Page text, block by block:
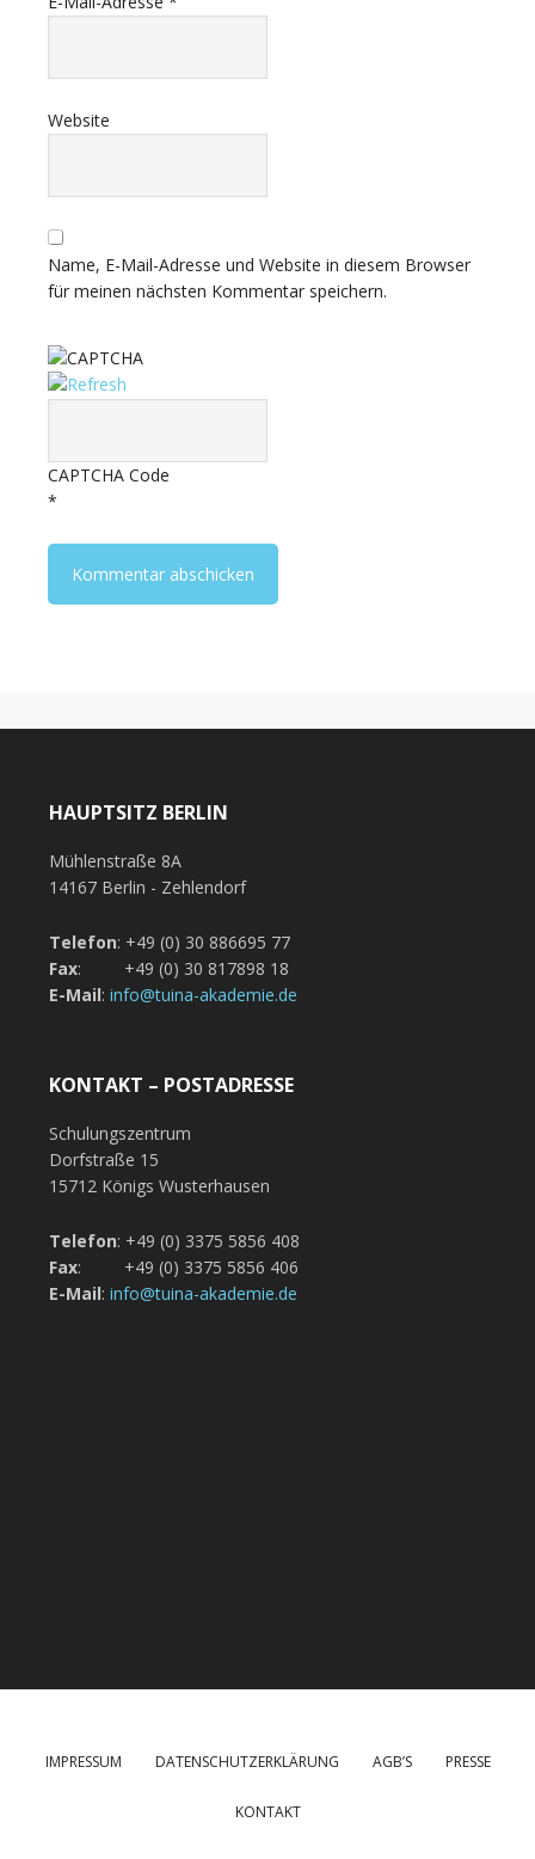
Website
Name, E-Mail-Adresse und Website in diesem Browser
für meinen nächsten Kommentar speichern.
CAPTCHA Code
*
HAUPTSITZ BERLIN
Mühlenstraße 8A
14167 Berlin - Zehlendorf
Telefon: +49 (0) 30 886695 77
Fax: +49 (0) 30 817898 18
E-Mail: info@tuina-akademie.de
KONTAKT – POSTADRESSE
Schulungszentrum
Dorfstraße 15
15712 Königs Wusterhausen
Telefon: +49 (0) 3375 5856 408
Fax: +49 (0) 3375 5856 406
E-Mail: info@tuina-akademie.de
IMPRESSUM DATENSCHUTZERKLÄRUNG AGB’S PRESSE
KONTAKT